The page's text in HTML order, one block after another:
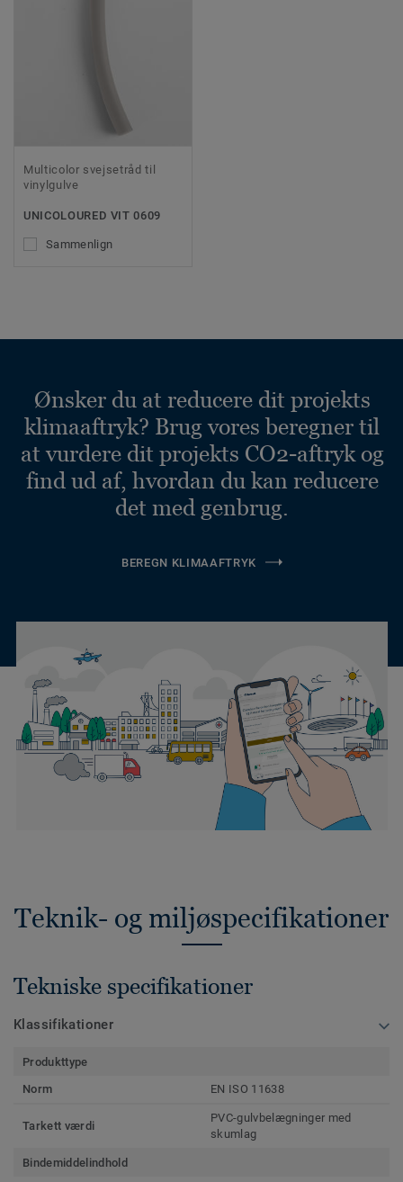
Multicolor svejsetråd til
vinylgulve
UNICOLOURED VIT 0609
Sammenlign
Ønsker du at reducere dit projekts
klimaaftryk? Brug vores beregner til
at vurdere dit projekts CO2-aftryk og
find ud af, hvordan du kan reducere
det med genbrug.
BEREGN KLIMAAFTRYK
Teknik- og miljøspecifikationer
Tekniske specifikationer
Klassifikationer
Produkttype
Norm
EN ISO 11638
Tarkett værdi
PVC-gulvbelægninger med
skumlag
Bindemiddelindhold